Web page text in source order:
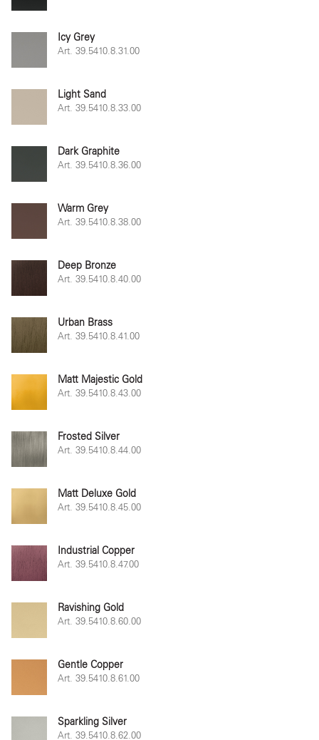
Icy Grey
Art. 39.5410.8.31.00
Light Sand
Art. 39.5410.8.33.00
Dark Graphite
Art. 39.5410.8.36.00
Warm Grey
Art. 39.5410.8.38.00
Deep Bronze
Art. 39.5410.8.40.00
Urban Brass
Art. 39.5410.8.41.00
Matt Majestic Gold
Art. 39.5410.8.43.00
Frosted Silver
Art. 39.5410.8.44.00
Matt Deluxe Gold
Art. 39.5410.8.45.00
Industrial Copper
Art. 39.5410.8.47.00
Ravishing Gold
Art. 39.5410.8.60.00
Gentle Copper
Art. 39.5410.8.61.00
Sparkling Silver
Art. 39.5410.8.62.00